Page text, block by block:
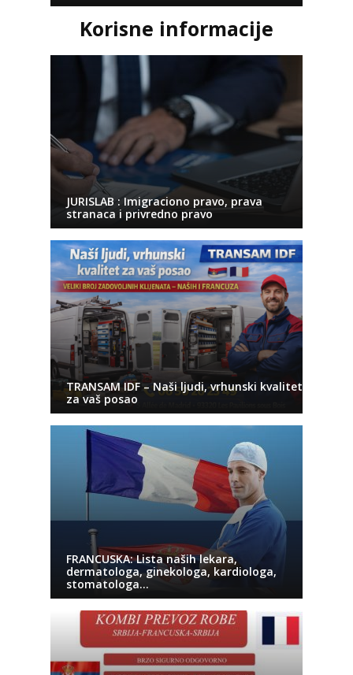
Korisne informacije
JURISLAB : Imigraciono pravo, prava
stranaca i privredno pravo
TRANSAM IDF – Naši ljudi, vrhunski kvalitet
za vaš posao
FRANCUSKA: Lista naših lekara,
dermatologa, ginekologa, kardiologa,
stomatologa…